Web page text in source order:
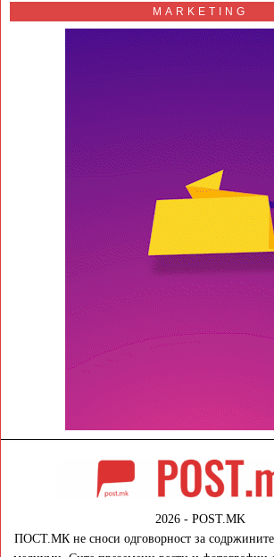
MARKETING
2026 - POST.MK
ПОСТ.МК не сноси одговорност за